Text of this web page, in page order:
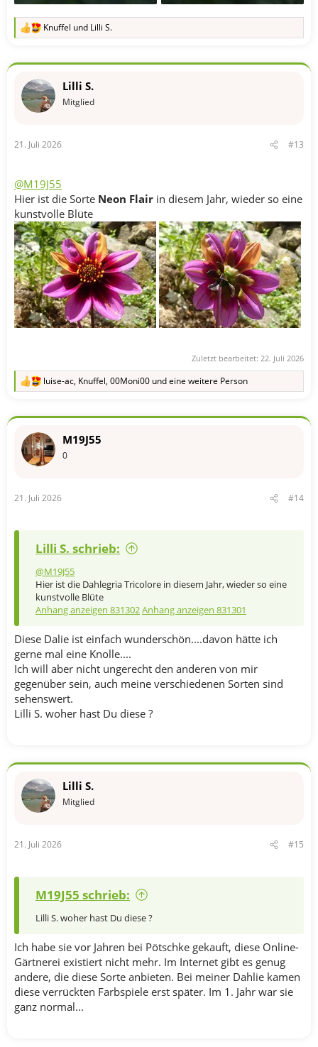
R
k
o
:
Knuffel und Lilli S.
Lilli S.
Mitglied
21. Juli 2026 #13
@M19J55
Hier ist die Sorte Neon Flair in diesem Jahr, wieder so eine
kunstvolle Blüte
Zuletzt bearbeitet: 22. Juli 2026
R
k
o
:
luise-ac, Knuffel, 00Moni00 und eine weitere Person
M19J55
0
21. Juli 2026 #14
Lilli S. schrieb:
@M19J55
Hier ist die Dahlegria Tricolore in diesem Jahr, wieder so eine
kunstvolle Blüte
Anhang anzeigen 831302Anhang anzeigen 831301
Diese Dalie ist einfach wunderschön....davon hätte ich
gerne mal eine Knolle....
Ich will aber nicht ungerecht den anderen von mir
gegenüber sein, auch meine verschiedenen Sorten sind
sehenswert.
Lilli S. woher hast Du diese ?
Lilli S.
Mitglied
21. Juli 2026 #15
M19J55 schrieb:
Lilli S. woher hast Du diese ?
Ich habe sie vor Jahren bei Pötschke gekauft, diese Online-
Gärtnerei existiert nicht mehr. Im Internet gibt es genug
andere, die diese Sorte anbieten. Bei meiner Dahlie kamen
diese verrückten Farbspiele erst später. Im 1. Jahr war sie
ganz normal...